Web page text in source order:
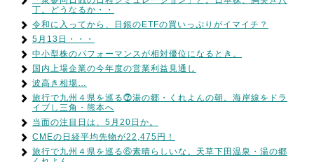
丁。どうなるか・・
令和に入ってから、日銀のETFの買いっぷりがイマイチ？
5月13日・・・
中小型株のパフォーマンスが相対優位になるとき。
国内上場企業の今年度の営業利益見通し
波高き相場…
旅行で九州４県を巡る⓻湯の郷・くれよんの朝。海岸線をドラ
イブし三角・熊本へ
当面の注目日は、5月20日か。
CMEの日経平均先物が22,475円！
旅行で九州４県を巡る⑥素晴らしいな。天草下田温泉・湯の郷